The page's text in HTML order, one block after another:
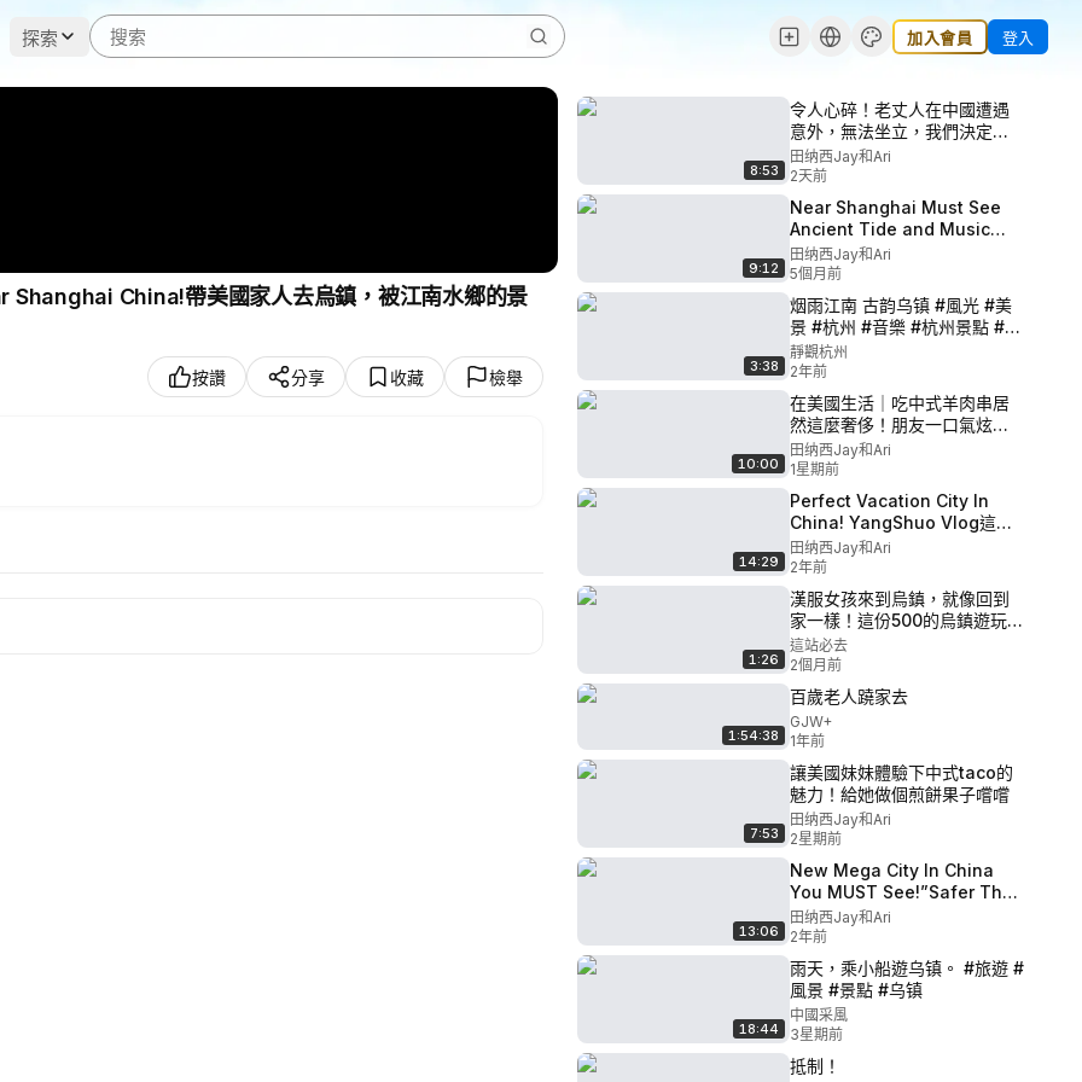
探索 加入會員 登入
China!帶美國家人去烏鎮，被江南水鄉的景
按讚 分享 收藏 檢舉
8:53
令人心碎！老丈人在中國遭遇
意外，無法坐立，我們決定把
他“弄”回美國！My Dad Was
In An Accident In China- He
Can’t Sit Up
田纳西Jay和Ari
2天前
9:12
Near Shanghai Must See
Ancient Tide and Music
Village! 美國家人第一次看到
錢塘江，被壯觀景象震驚到:太
酷了！
田纳西Jay和Ari
5個月前
3:38
烟雨江南 古韵乌镇 #風光 #美
景 #杭州 #音樂 #杭州景點 #治
愈音樂 #旅游
靜觀杭州
2年前
10:00
在美國生活｜吃中式羊肉串居
然這麼奢侈！朋友一口氣炫了
10串！
田纳西Jay和Ari
1星期前
14:29
Perfect Vacation City In
China! YangShuo Vlog這就
是中國山水魅力！美國媳婦第
一次去桂林陽朔，停不下的讚
歎：太美了
田纳西Jay和Ari
2年前
1:26
漢服女孩來到烏鎮，就像回到
家一樣！這份500的烏鎮遊玩攻
略請收好！
這站必去
2個月前
1:54:38
百歲老人蹺家去
GJW+
1年前
7:53
讓美國妹妹體驗下中式taco的
魅力！給她做個煎餅果子嚐嚐
田纳西Jay和Ari
2星期前
13:06
New Mega City In China
You MUST See!”Safer Than
NYC!”Chengdu Travel Vlog!
美國媳婦第一次來成都，停不
下來的哇哦：這比紐約還酷！
田纳西Jay和Ari
2年前
18:44
雨天，乘小船遊乌镇。 #旅遊 #
風景 #景點 #乌镇
中國采風
3星期前
抵制！